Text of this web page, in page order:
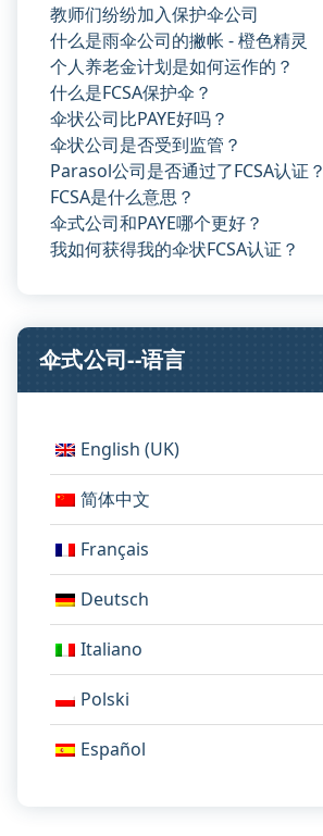
教师们纷纷加入保护伞公司
什么是雨伞公司的撇帐 - 橙色精灵
个人养老金计划是如何运作的？
什么是FCSA保护伞？
伞状公司比PAYE好吗？
伞状公司是否受到监管？
Parasol公司是否通过了FCSA认证？
FCSA是什么意思？
伞式公司和PAYE哪个更好？
我如何获得我的伞状FCSA认证？
伞式公司--语言
English (UK)
简体中文
Français
Deutsch
Italiano
Polski
Español